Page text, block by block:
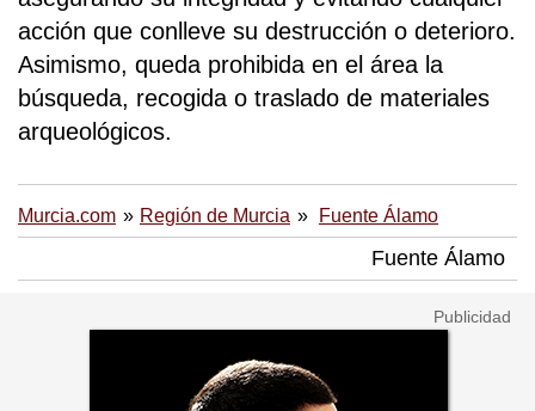
acción que conlleve su destrucción o deterioro.
Asimismo, queda prohibida en el área la
búsqueda, recogida o traslado de materiales
arqueológicos.
Murcia.com Región de Murcia Fuente Álamo
Fuente Álamo